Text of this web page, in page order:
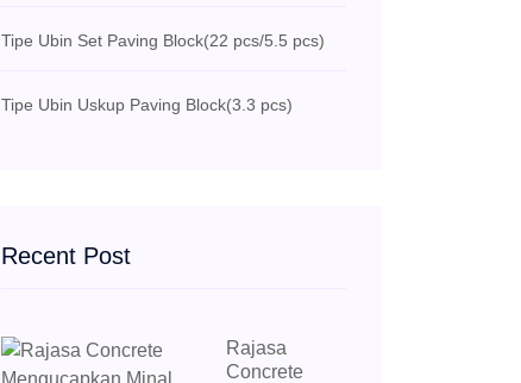
Tipe Ubin Set Paving Block(22 pcs/5.5 pcs)
Tipe Ubin Uskup Paving Block(3.3 pcs)
Recent Post
Rajasa
Concrete